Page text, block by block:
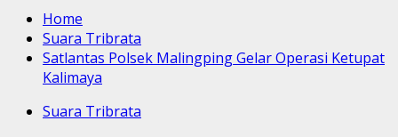
Home
Suara Tribrata
Satlantas Polsek Malingping Gelar Operasi Ketupat
Kalimaya
Suara Tribrata